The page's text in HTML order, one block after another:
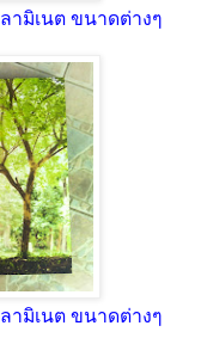
ามิเนต ขนาดต่างๆ
ามิเนต ขนาดต่างๆ